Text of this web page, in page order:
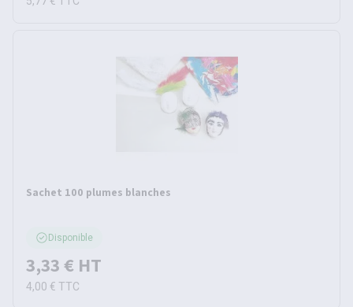
Sachet 100 plumes blanches
Disponible
3,33 € HT
4,00 € TTC